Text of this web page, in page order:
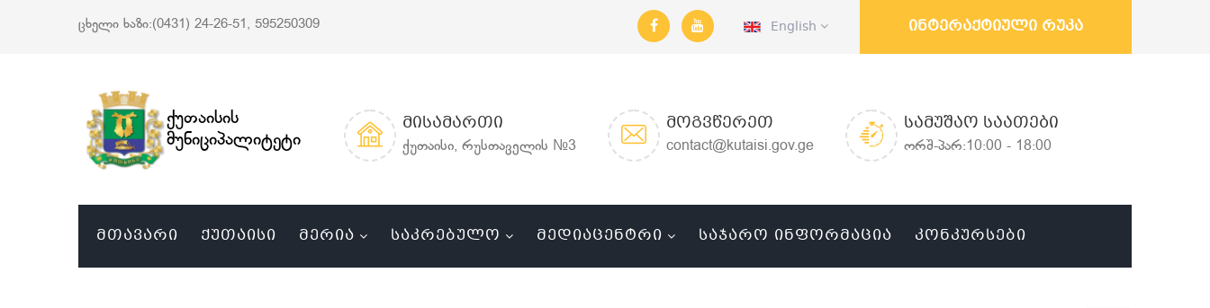
ცხელი ხაზი:(0431) 24-26-51, 595250309 English ინტერაქტიული რუკა
ქუთაისის
მუნიციპალიტეტი
ᲛᲘᲡᲐᲛᲐᲠᲗᲘ
ქუთაისი, რუსთაველის №3
ᲛᲝᲒᲕᲬᲔᲠᲔᲗ
contact@kutaisi.gov.ge
ᲡᲐᲛᲣᲨᲐᲝ ᲡᲐᲐᲗᲔᲑᲘ
ორშ-პარ:10:00 - 18:00
ᲛᲗᲐᲕᲐᲠᲘ ᲥᲣᲗᲐᲘᲡᲘ ᲛᲔᲠᲘᲐ ᲡᲐᲙᲠᲔᲑᲣᲚᲝ ᲛᲔᲓᲘᲐᲪᲔᲜᲢᲠᲘ ᲡᲐᲯᲐᲠᲝ ᲘᲜᲤᲝᲠᲛᲐᲪᲘᲐ ᲙᲝᲜᲙᲣᲠᲡᲔᲑᲘ